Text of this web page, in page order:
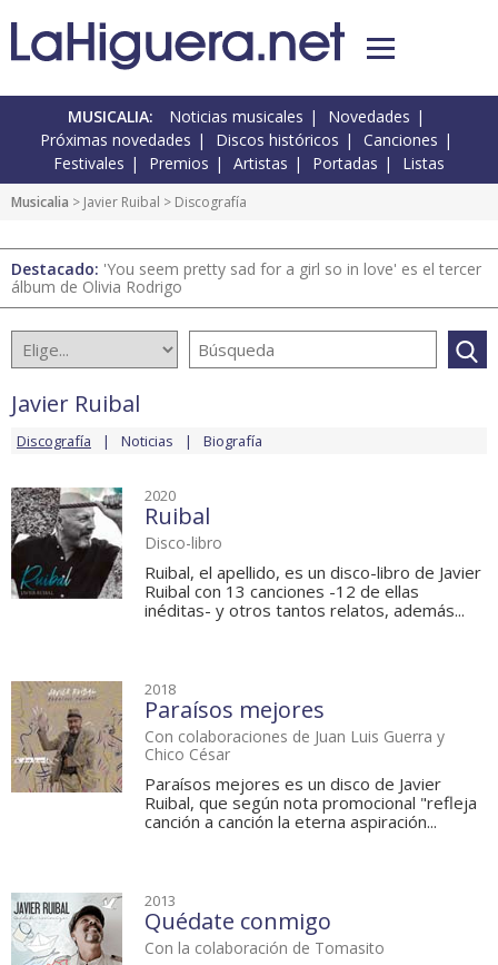
MUSICALIA: Noticias musicales
Novedades
Próximas novedades
Discos históricos
Canciones
Festivales
Premios Artistas Portadas Listas
Musicalia > Javier Ruibal > Discografía
Destacado: 'You seem pretty sad for a girl so in love' es el tercer
álbum de Olivia Rodrigo
Javier Ruibal
Discografía Noticias Biografía
2020
Ruibal
Disco-libro
Ruibal, el apellido, es un disco-libro de Javier
Ruibal con 13 canciones -12 de ellas
inéditas- y otros tantos relatos, además...
2018
Paraísos mejores
Con colaboraciones de Juan Luis Guerra y
Chico César
Paraísos mejores es un disco de Javier
Ruibal, que según nota promocional "refleja
canción a canción la eterna aspiración...
2013
Quédate conmigo
Con la colaboración de Tomasito